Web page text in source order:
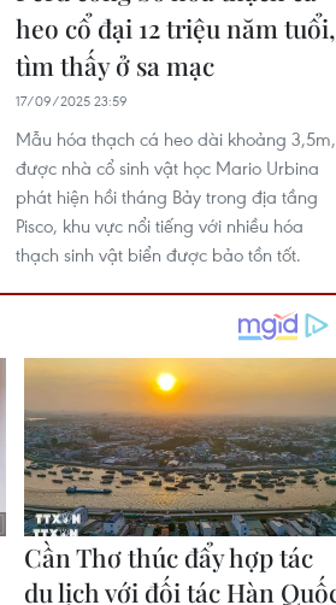
heo cổ đại 12 triệu năm tuổi,
tìm thấy ở sa mạc
17/09/2025 23:59
Mẫu hóa thạch cá heo dài khoảng 3,5m,
được nhà cổ sinh vật học Mario Urbina
phát hiện hồi tháng Bảy trong địa tầng
Pisco, khu vực nổi tiếng với nhiều hóa
thạch sinh vật biển được bảo tồn tốt.